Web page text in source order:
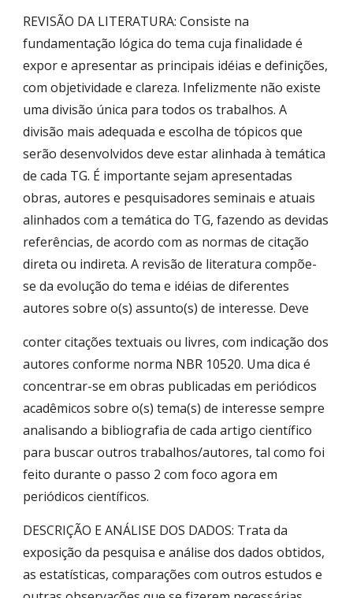
REVISÃO DA LITERATURA: Consiste na
fundamentação lógica do tema cuja finalidade é
expor e apresentar as principais idéias e definições,
com objetividade e clareza. Infelizmente não existe
uma divisão única para todos os trabalhos. A
divisão mais adequada e escolha de tópicos que
serão desenvolvidos deve estar alinhada à temática
de cada TG. É importante sejam apresentadas
obras, autores e pesquisadores seminais e atuais
alinhados com a temática do TG, fazendo as devidas
referências, de acordo com as normas de citação
direta ou indireta. A revisão de literatura compõe-
se da evolução do tema e idéias de diferentes
autores sobre o(s) assunto(s) de interesse. Deve
conter citações textuais ou livres, com indicação dos
autores conforme norma NBR 10520. Uma dica é
concentrar-se em obras publicadas em periódicos
acadêmicos sobre o(s) tema(s) de interesse sempre
analisando a bibliografia de cada artigo científico
para buscar outros trabalhos/autores, tal como foi
feito durante o passo 2 com foco agora em
periódicos científicos.
DESCRIÇÃO E ANÁLISE DOS DADOS: Trata da
exposição da pesquisa e análise dos dados obtidos,
as estatísticas, comparações com outros estudos e